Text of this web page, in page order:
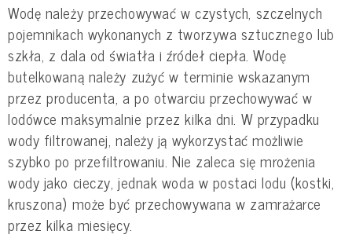
Wodę należy przechowywać w czystych, szczelnych
pojemnikach wykonanych z tworzywa sztucznego lub
szkła, z dala od światła i źródeł ciepła. Wodę
butelkowaną należy zużyć w terminie wskazanym
przez producenta, a po otwarciu przechowywać w
lodówce maksymalnie przez kilka dni. W przypadku
wody filtrowanej, należy ją wykorzystać możliwie
szybko po przefiltrowaniu. Nie zaleca się mrożenia
wody jako cieczy, jednak woda w postaci lodu (kostki,
kruszona) może być przechowywana w zamrażarce
przez kilka miesięcy.